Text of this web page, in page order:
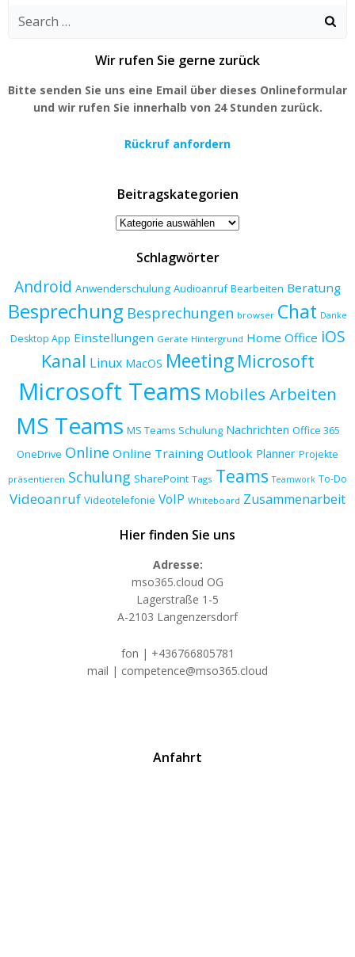
Search
Wir rufen Sie gerne zurück
Bitte senden Sie uns eine Email über dieses Onlineformular
und wir rufen Sie innerhalb von 24 Stunden zurück.
Rückruf anfordern
Beitragskategorien
Beitragskategorien
Schlagwörter
Android Anwenderschulung Audioanruf Bearbeiten Beratung
Besprechung Besprechungen browser Chat Danke
Desktop App Einstellungen Geräte Hintergrund Home Office iOS
Kanal Linux MacOS Meeting Microsoft
Microsoft Teams Mobiles Arbeiten
MS Teams MS Teams Schulung Nachrichten Office 365
OneDrive Online Online Training Outlook Planner Projekte
präsentieren Schulung SharePoint Tags Teams Teamwork To-Do
Videoanruf Videotelefonie VoIP Whiteboard Zusammenarbeit
Hier finden Sie uns
Adresse:
mso365.cloud OG
Lagerstraße 1-5
A-2103 Langenzersdorf
fon | +436766805781
mail | competence@mso365.cloud
Anfahrt